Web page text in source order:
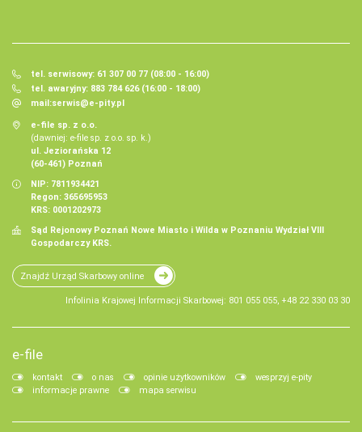
tel. serwisowy: 61 307 00 77 (08:00 - 16:00)
tel. awaryjny: 883 784 626 (16:00 - 18:00)
mail:serwis@e-pity.pl
e-file sp. z o.o.
(dawniej: e-file sp. z o.o. sp. k.)
ul. Jeziorańska 12
(60-461) Poznań
NIP: 7811934421
Regon: 365695953
KRS: 0001202973
Sąd Rejonowy Poznań Nowe Miasto i Wilda w Poznaniu Wydział VIII
Gospodarczy KRS.
Znajdź Urząd Skarbowy online
Infolinia Krajowej Informacji Skarbowej: 801 055 055, +48 22 330 03 30
e-file
kontakt o nas opinie użytkowników
wesprzyj e-pity
informacje prawne
mapa serwisu